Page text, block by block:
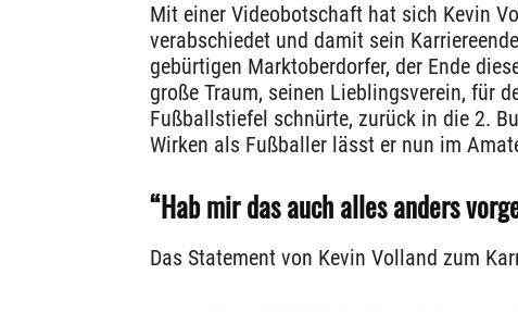
Mit einer Videobotschaft hat sich Kevin
verabschiedet und damit sein
gebürtigen Marktoberdorfer, der Ende
große Traum, seinen Lieblingsverein, für
Fußballstiefel schnürte, zurück in die 2.
Wirken als Fußballer lässt er nun im
“Hab mir das auch alles anders
Das Statement von Kevin Volland zum